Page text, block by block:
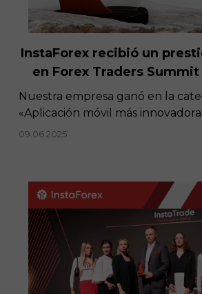
InstaForex recibió un
en Forex Traders
Nuestra empresa ganó en la
«Aplicación móvil más
09.06.2025